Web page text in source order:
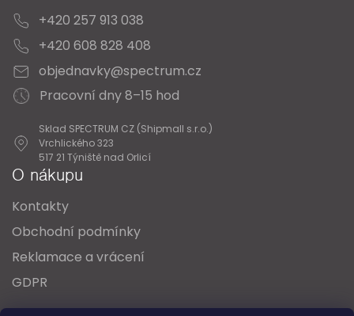
+420 257 913 038
+420 608 828 408
objednavky@spectrum.cz
Pracovní dny 8–15 hod
Sklad SPECTRUM CZ (Shipmall s.r.o.)
Vrchlického 323
517 21 Týniště nad Orlicí
O nákupu
Kontakty
Obchodní podmínky
Reklamace a vrácení
GDPR